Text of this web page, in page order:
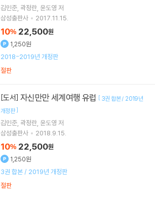
김민준 곽정란 윤도영 저
삼성출판사
2017.11.15.
10% 22,500원
1,250원
2018-2019년 개정판
절판
[도서] 자신만만 세계여행 유럽 [ 3권 합본 / 2019년
개정판]
김민준 곽정란 윤도영 저
삼성출판사
2018.9.15.
10% 22,500원
1,250원
3권 합본 / 2019년 개정판
절판